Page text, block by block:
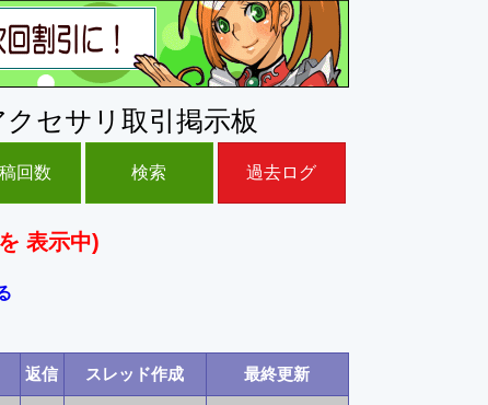
セサリ取引掲示板
回数 検索 過去ログ
表示中)
返信 スレッド作成 最終更新